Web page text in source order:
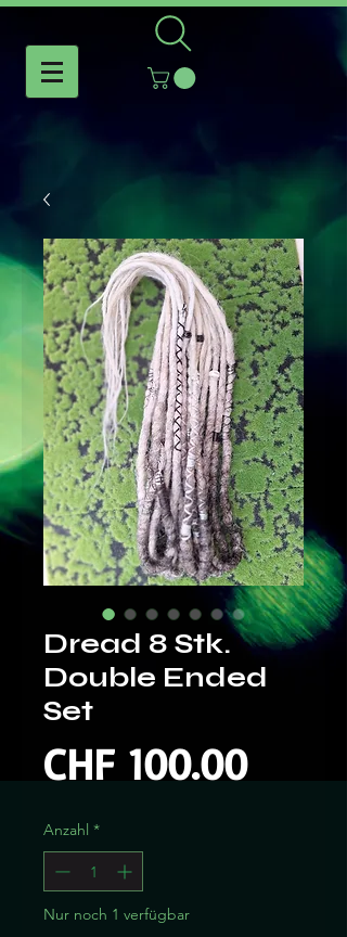
Dread 8 Stk.
Double Ended
Set
CHF 100.00Preis
Anzahl *
Nur noch 1 verfügbar